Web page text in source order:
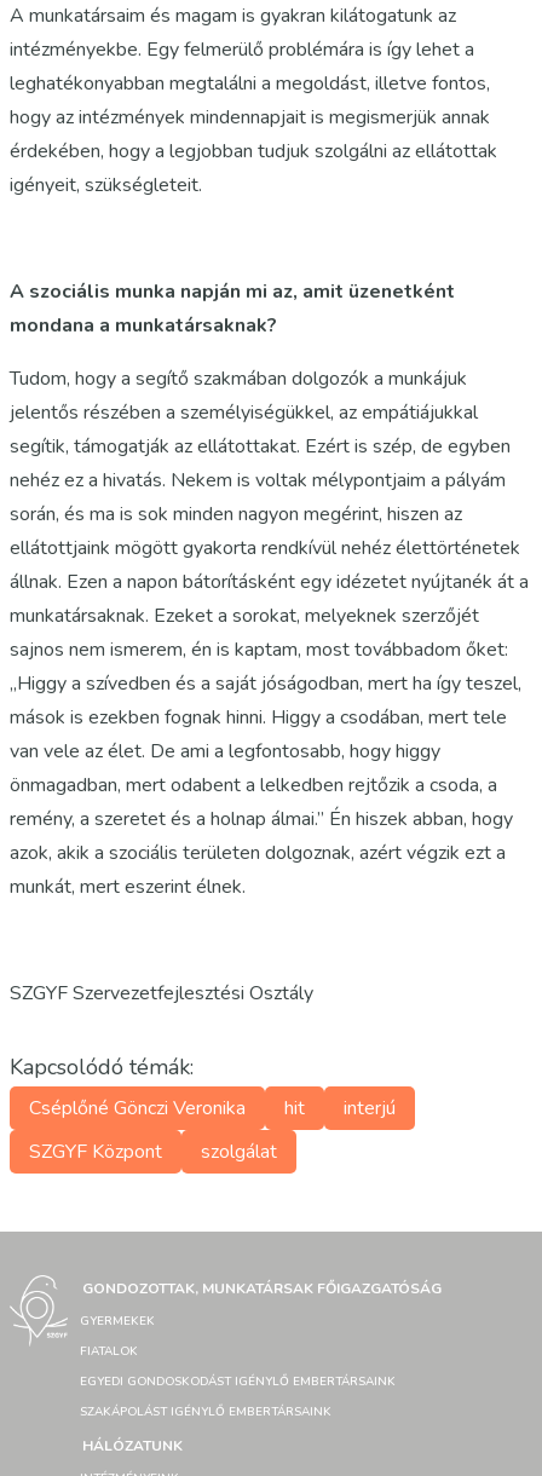
A munkatársaim és magam is gyakran kilátogatunk az
intézményekbe. Egy felmerülő problémára is így lehet a
leghatékonyabban megtalálni a megoldást, illetve fontos,
hogy az intézmények mindennapjait is megismerjük annak
érdekében, hogy a legjobban tudjuk szolgálni az ellátottak
igényeit, szükségleteit.
A szociális munka napján mi az, amit üzenetként
mondana a munkatársaknak?
Tudom, hogy a segítő szakmában dolgozók a munkájuk
jelentős részében a személyiségükkel, az empátiájukkal
segítik, támogatják az ellátottakat. Ezért is szép, de egyben
nehéz ez a hivatás. Nekem is voltak mélypontjaim a pályám
során, és ma is sok minden nagyon megérint, hiszen az
ellátottjaink mögött gyakorta rendkívül nehéz élettörténetek
állnak. Ezen a napon bátorításként egy idézetet nyújtanék át a
munkatársaknak. Ezeket a sorokat, melyeknek szerzőjét
sajnos nem ismerem, én is kaptam, most továbbadom őket:
„Higgy a szívedben és a saját jóságodban, mert ha így teszel,
mások is ezekben fognak hinni. Higgy a csodában, mert tele
van vele az élet. De ami a legfontosabb, hogy higgy
önmagadban, mert odabent a lelkedben rejtőzik a csoda, a
remény, a szeretet és a holnap álmai.” Én hiszek abban, hogy
azok, akik a szociális területen dolgoznak, azért végzik ezt a
munkát, mert eszerint élnek.
SZGYF Szervezetfejlesztési Osztály
Kapcsolódó témák:
Cséplőné Gönczi Veronika hit
interjú
SZGYF Központ
szolgálat
GONDOZOTTAK, MUNKATÁRSAK FŐIGAZGATÓSÁG
GYERMEKEK
FIATALOK
EGYEDI GONDOSKODÁST IGÉNYLŐ EMBERTÁRSAINK
SZAKÁPOLÁST IGÉNYLŐ EMBERTÁRSAINK
HÁLÓZATUNK